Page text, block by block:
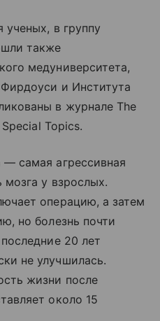
ученых, в группу
также
медуниверситета,
и Института
в журнале The
Topics.
самая агрессивная
мозга у взрослых.
операцию, а затем
но болезнь почти
20 лет
не улучшилась.
жизни после
около 15